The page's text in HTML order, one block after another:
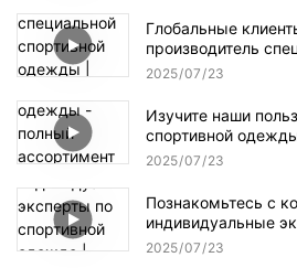
Глобальные
производитель
одежды | Реальные
2025 07 23
Изучите наши
спортивной
для команд,
2025 07 23
Познакомьтесь с
индивидуальные
одежде | Дизайн,
2025 07 23